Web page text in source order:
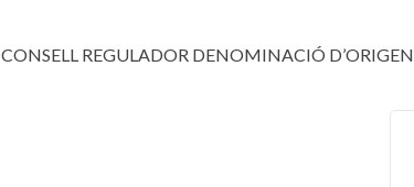
CONSELL REGULADOR DENOMINACIÓ D’ORIGEN